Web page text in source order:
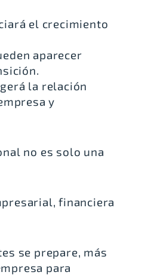
el crecimiento
aparecer
la relación
y
no es solo una
financiera
se prepare, más
para